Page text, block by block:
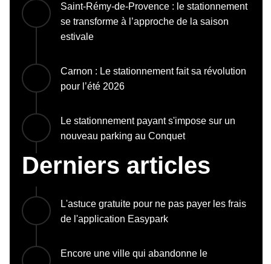
Saint-Rémy-de-Provence : le stationnement
se transforme à l’approche de la saison
estivale
Carnon : Le stationnement fait sa révolution
pour l’été 2026
Le stationnement payant s'impose sur un
nouveau parking au Conquet
Derniers articles
L'astuce gratuite pour ne pas payer les frais
de l'application Easypark
Encore une ville qui abandonne le